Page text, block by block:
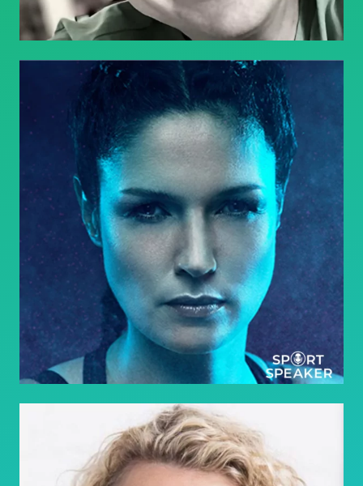
Heike Henkel
Olympiasiegerin | Sport Speaker